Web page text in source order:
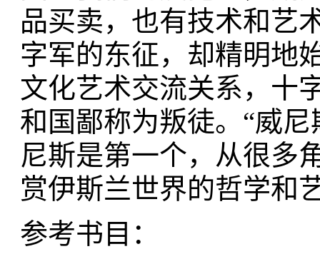
品买卖，也有技术和艺
字军的东征，却精明地
文化艺术交流关系，十
和国鄙称为叛徒。“威
尼斯是第一个，从很多
赏伊斯兰世界的哲学和
参考书目：